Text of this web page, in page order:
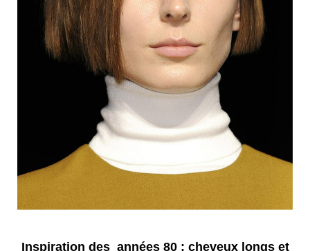
Inspiration des années 80 : cheveux longs et